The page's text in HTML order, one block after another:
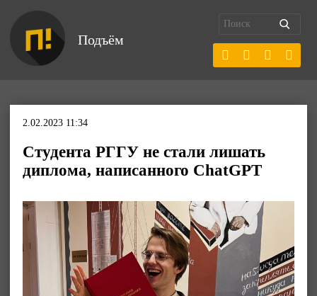
Подъём
2.02.2023 11:34
Студента РГГУ не стали лишать
диплома, написанного ChatGPT